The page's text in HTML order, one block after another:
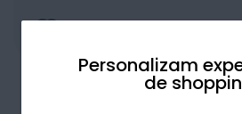
Personalizam
de